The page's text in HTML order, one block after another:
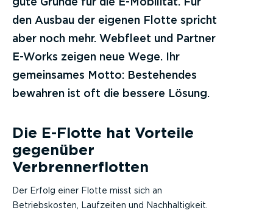
den Ausbau der eigenen Flotte spricht
aber noch mehr. Webfleet und Partner
E-Works zeigen neue Wege. Ihr
gemeinsames Motto: Bestehendes
bewahren ist oft die bessere Lösung.
Die E-Flotte hat Vorteile
gegenüber
Verbrennerflotten
Der Erfolg einer Flotte misst sich an
Betriebskosten, Laufzeiten und Nachhaltigkeit.